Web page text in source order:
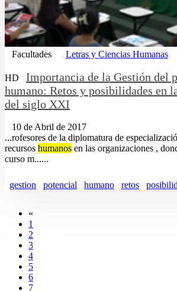
Facultades Letras y Ciencias Humanas
HD
Importancia de la Gestión del
humano: Retos y posibilidades en
del siglo XXI
10 de Abril de 2017
...rofesores de la diplomatura de
recursos humanos en las organizaciones ,
curso m......
gestion potencial humano retos
«
1
2
3
4
5
6
7